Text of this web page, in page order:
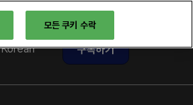
Korean 구독하기
모든 쿠키 수락